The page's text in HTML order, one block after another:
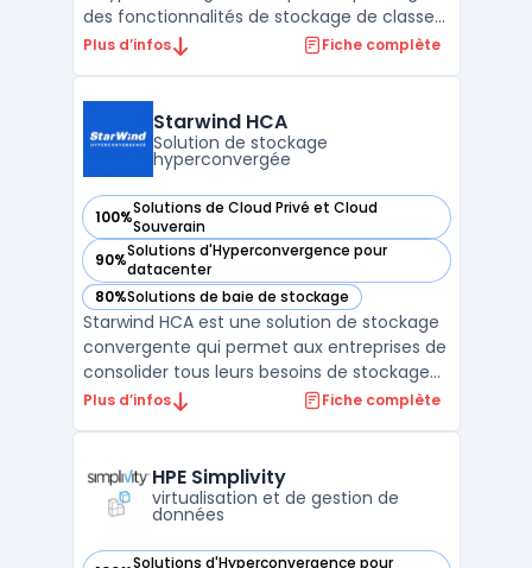
des fonctionnalités de stockage de classe
entreprise avec une évolutivité sans
NetApp HCI offre une infrastructure
évolutive et automatisée permettant au ...
Plus d’infos Fiche complète
Starwind HCA
Solution de stockage
hyperconvergée
100%Solutions de Cloud Privé et Cloud
Souverain
— voir Starwind HCA dans cette catégorie
90%Solutions d'Hyperconvergence pour
datacenter
— voir Starwind HCA dans cette catégorie
80%Solutions de baie de stockage
— voir Starwind HCA dans cette catégorie
Starwind HCA est une solution de stockage
convergente qui permet aux entreprises de
consolider tous leurs besoins de stockage
et de virtualisation. Elle combine une
disponible pour une capacité de stockage à
la fois flexible e ...
Plus d’infos Fiche complète
HPE Simplivity
virtualisation et de gestion de
données
Solutions d'Hyperconvergence pour